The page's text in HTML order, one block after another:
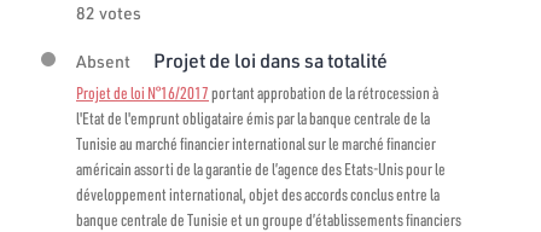
82 votes
Absent Projet de loi dans sa totalité
Projet de loi N°16/2017portant approbation de la rétrocession à
l'Etat de l'emprunt obligataire émis par la banque centrale de la
Tunisie au marché financier international sur le marché financier
américain assorti de la garantie de l’agence des Etats-Unis pour le
développement international, objet des accords conclus entre la
banque centrale de Tunisie et un groupe d’établissements financiers